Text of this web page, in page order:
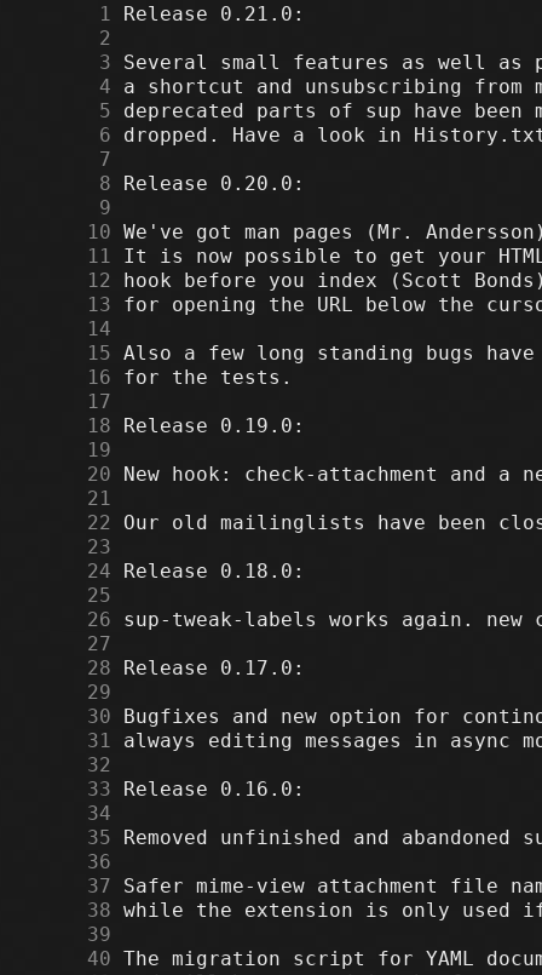
      1
      2
      3
      4
      5
      6
      7
      8
      9
     10
     11
     12
     13
     14
     15
     16
     17
     18
     19
     20
     21
     22
     23
     24
     25
     26
     27
     28
     29
     30
     31
     32
     33
     34
     35
     36
     37
     38
     39
     40